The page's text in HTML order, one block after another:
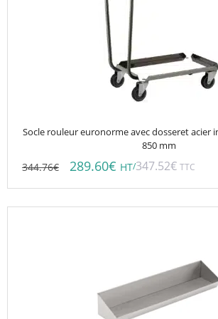
Socle rouleur euronorme avec dosseret acier
850 mm
344.76€ 289.60€ HT/347.52€ TTC